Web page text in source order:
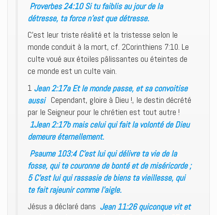
Proverbes 24:10 Si tu faiblis au jour de la
détresse, ta force n’est que détresse.
C’est leur triste réalité et la tristesse selon le
monde conduit à la mort, cf. 2Corinthiens 7:10. Le
culte voué aux étoiles pâlissantes ou éteintes de
ce monde est un culte vain.
1 Jean 2:17a Et le monde passe, et sa convoitise
aussi Cependant, gloire à Dieu !, le destin décrété
par le Seigneur pour le chrétien est tout autre !
1Jean 2:17b mais celui qui fait la volonté de Dieu
demeure éternellement.
Psaume 103:4 C’est lui qui délivre ta vie de la
fosse, qui te couronne de bonté et de miséricorde ;
5 C’est lui qui rassasie de biens ta vieillesse, qui
te fait rajeunir comme l’aigle.
Jésus a déclaré dans Jean 11:26 quiconque vit et